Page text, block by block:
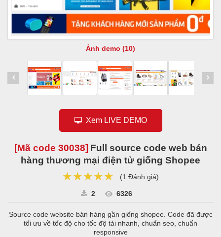
Ảnh demo (10)
Xem LIVE DEMO
[Mã code 30038] Full source code web bán
hàng thương mại điện tử giống Shopee
★★★★★
★★★★★
★★★★★ (1 Đánh giá)
2 6326
Source code website bán hàng gần giống shopee. Code đã được
tối ưu về tốc độ cho tốc độ tải nhanh, chuẩn seo, chuẩn
responsive